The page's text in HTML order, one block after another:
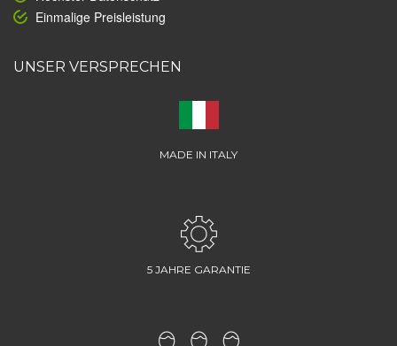
Einmalige Preisleistung
UNSER VERSPRECHEN
MADE IN ITALY
5 JAHRE GARANTIE